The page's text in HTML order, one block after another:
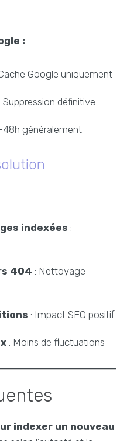
:
Google uniquement
: Suppression définitive
48h généralement
indexées :
404 : Nettoyage
: Impact SEO positif
: Moins de fluctuations
indexer un nouveau